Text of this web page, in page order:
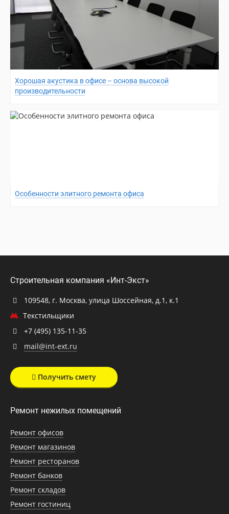
Хорошая акустика в офисе – основа высокой
производительности
Особенности элитного ремонта офиса
Строительная компания «Инт-Экст»
109548, г. Москва, улица Шоссейная, д.1, к.1
Текстильщики
+7 (495) 135-11-35
mail@int-ext.ru
Получить смету
Ремонт нежилых помещений
Ремонт офисов
Ремонт магазинов
Ремонт ресторанов
Ремонт банков
Ремонт складов
Ремонт гостиниц